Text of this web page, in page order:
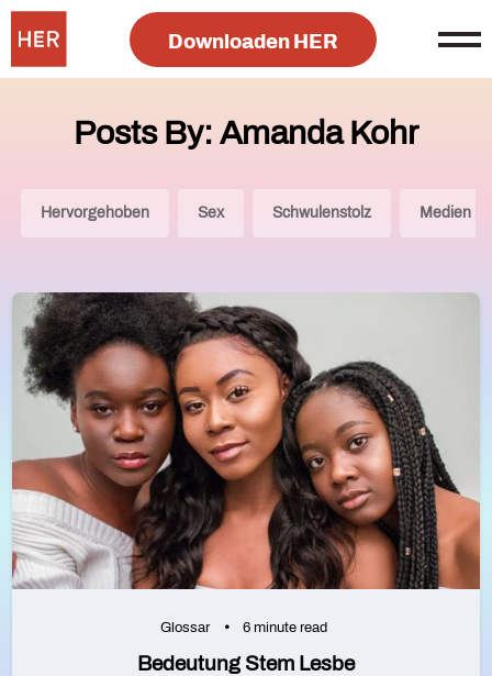
Downloaden HER
Posts By: Amanda Kohr
Hervorgehoben Sex Schwulenstolz Medien
Glossar 6 minute read
Bedeutung Stem Lesbe